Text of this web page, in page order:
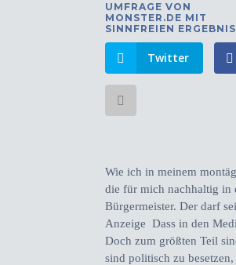
UMFRAGE VON
MONSTER.DE MIT
SINNFREIEN
Twitter
Wie ich in meinem
die für mich nachhaltig in
Bürgermeister. Der darf
Anzeige Dass in den
Doch zum größten Teil
sind politisch zu